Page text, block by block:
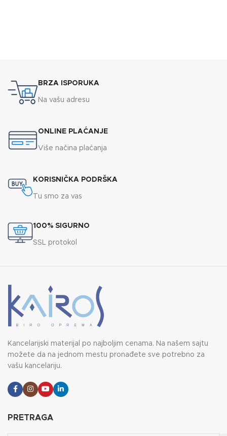
BRZA ISPORUKA
Na vašu adresu
ONLINE PLAĆANJE
Više načina plaćanja
KORISNIČKA PODRŠKA
Tu smo za vas
100% SIGURNO
SSL protokol
Kancelarijski materijal po najboljim cenama. Na našem sajtu
možete da na jednom mestu pronađete sve potrebno za
vašu kancelariju.
PRETRAGA